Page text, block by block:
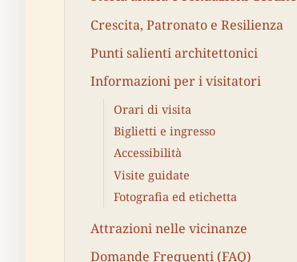
Crescita, Patronato e Resilienza
Punti salienti architettonici
Informazioni per i visitatori
Orari di visita
Biglietti e ingresso
Accessibilità
Visite guidate
Fotografia ed etichetta
Attrazioni nelle vicinanze
Domande Frequenti (FAQ)